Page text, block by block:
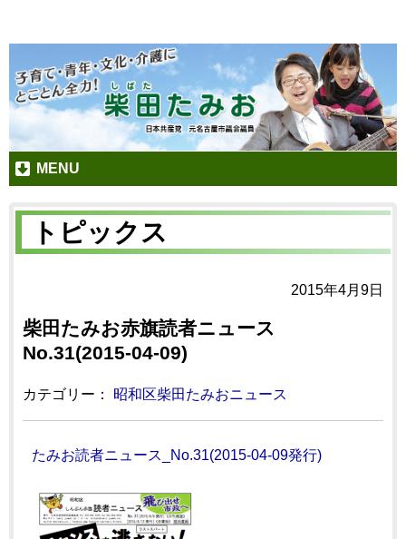
MENU
トピックス
2015年4月9日
柴田たみお赤旗読者ニュース
No.31(2015-04-09)
カテゴリー： 昭和区柴田たみおニュース
たみお読者ニュース_No.31(2015-04-09発行)